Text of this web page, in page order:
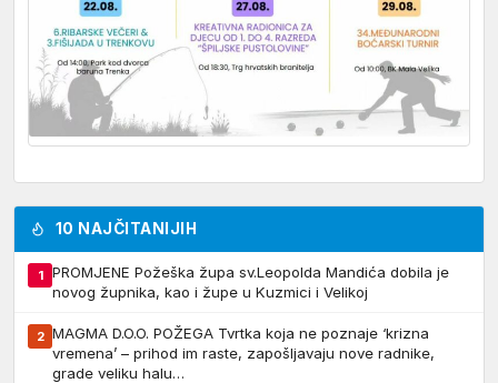
10 NAJČITANIJIH
1
PROMJENE Požeška župa sv.Leopolda Mandića dobila je
novog župnika, kao i župe u Kuzmici i Velikoj
2 MAGMA D.O.O. POŽEGA Tvrtka koja ne poznaje ‘krizna
vremena’ – prihod im raste, zapošljavaju nove radnike,
grade veliku halu…